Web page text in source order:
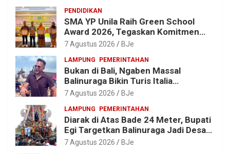
PENDIDIKAN
SMA YP Unila Raih Green School
Award 2026, Tegaskan Komitmen
Wujudkan Sekolah Ramah
7 Agustus 2026 BJe
LAMPUNG PEMERINTAHAN
Bukan di Bali, Ngaben Massal
Balinuraga Bikin Turis Italia
Terpukau, Puluhan Ribu Orang Ikut
7 Agustus 2026 BJe
LAMPUNG PEMERINTAHAN
Diarak di Atas Bade 24 Meter, Bupati
Egi Targetkan Balinuraga Jadi Desa
Wisata Budaya 2027
7 Agustus 2026 BJe